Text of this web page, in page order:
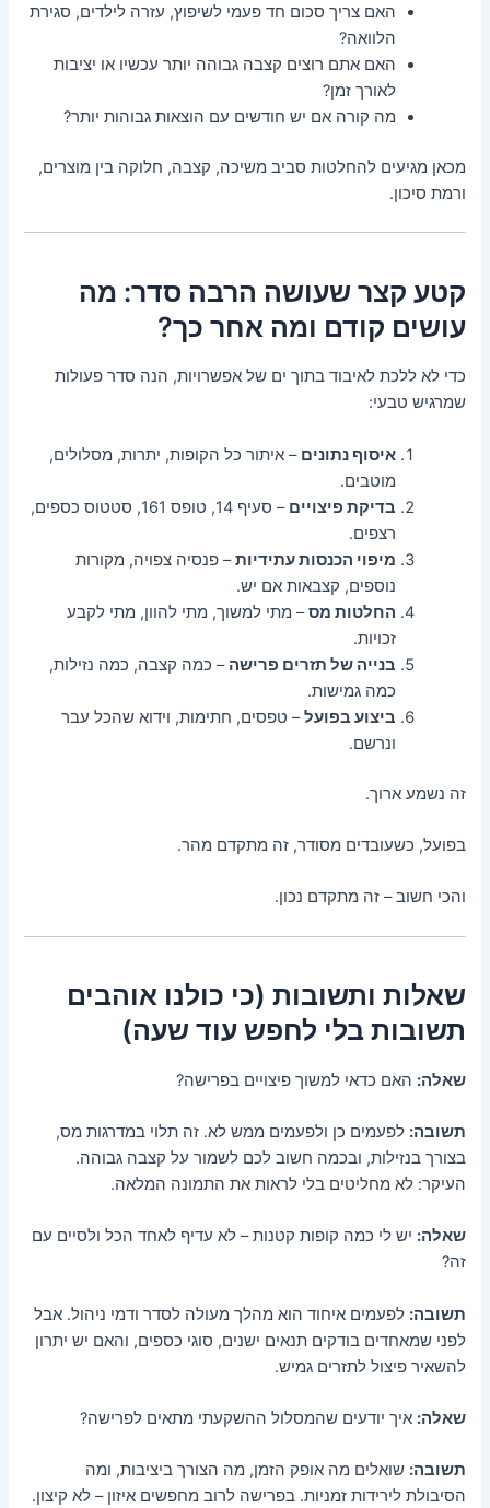
האם צריך סכום חד פעמי לשיפוץ, עזרה לילדים, סגירת
הלוואה?
האם אתם רוצים קצבה גבוהה יותר עכשיו או יציבות
לאורך זמן?
מה קורה אם יש חודשים עם הוצאות גבוהות יותר?
מכאן מגיעים להחלטות סביב משיכה, קצבה, חלוקה בין מוצרים,
ורמת סיכון.
קטע קצר שעושה הרבה סדר: מה
עושים קודם ומה אחר כך?
כדי לא ללכת לאיבוד בתוך ים של אפשרויות, הנה סדר פעולות
שמרגיש טבעי:
איסוף נתונים – איתור כל הקופות, יתרות, מסלולים,
מוטבים.
בדיקת פיצויים
– סעיף 14, טופס 161, סטטוס כספים,
רצפים.
מיפוי הכנסות עתידיות– פנסיה צפויה, מקורות
נוספים, קצבאות אם יש.
החלטות מס– מתי למשוך, מתי להוון, מתי לקבע
זכויות.
בנייה של תזרים פרישה – כמה קצבה, כמה נזילות,
כמה גמישות.
ביצוע בפועל– טפסים, חתימות, וידוא שהכל עבר
ונרשם.
זה נשמע ארוך.
בפועל, כשעובדים מסודר, זה מתקדם מהר.
והכי חשוב – זה מתקדם נכון.
שאלות ותשובות (כי כולנו אוהבים
תשובות בלי לחפש עוד שעה)
שאלה: האם כדאי למשוך פיצויים בפרישה?
תשובה: לפעמים כן ולפעמים ממש לא. זה תלוי במדרגות מס,
בצורך בנזילות, ובכמה חשוב לכם לשמור על קצבה גבוהה.
העיקר: לא מחליטים בלי לראות את התמונה המלאה.
שאלה: יש לי כמה קופות קטנות – לא עדיף לאחד הכל ולסיים עם
זה?
תשובה: לפעמים איחוד הוא מהלך מעולה לסדר ודמי ניהול. אבל
לפני שמאחדים בודקים תנאים ישנים, סוגי כספים, והאם יש יתרון
להשאיר פיצול לתזרים גמיש.
שאלה: איך יודעים שהמסלול ההשקעתי מתאים לפרישה?
תשובה: שואלים מה אופק הזמן, מה הצורך ביציבות, ומה
הסיבולת לירידות זמניות. בפרישה לרוב מחפשים איזון – לא קיצון.